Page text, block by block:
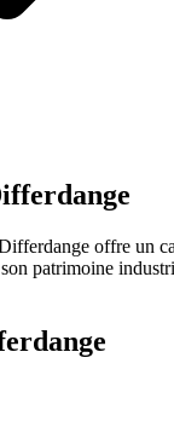
offre un
son patrimoine